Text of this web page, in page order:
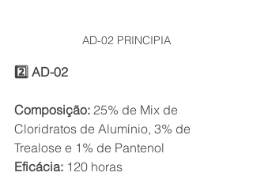
AD-02 PRINCIPIA
2️⃣ AD-02
Composição: 25% de Mix de
Cloridratos de Alumínio, 3% de
Trealose e 1% de Pantenol
Eficácia: 120 horas